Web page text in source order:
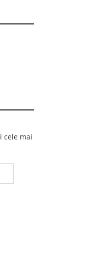
cele mai